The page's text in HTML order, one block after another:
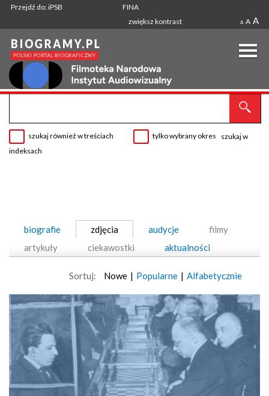
Przejdź do: iPSB
FINA
zwiększ kontrast
A A A
szukaj również w treściach tylko wybrany okres
szukaj w
indeksach
biografie zdjęcia audycje
filmy
artykuły
ciekawostki aktualności
Sortuj: Nowe | Popularne | Alfabetycznie